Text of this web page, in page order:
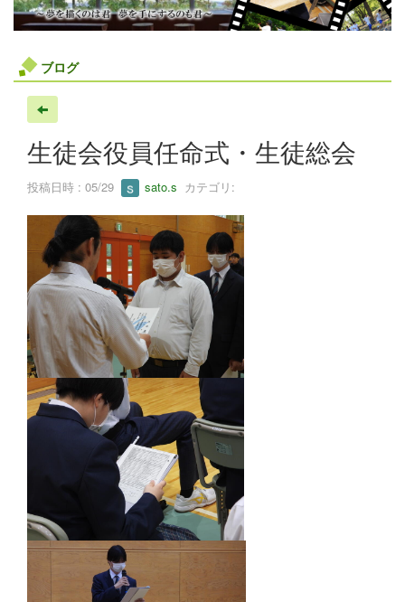
ブログ
生徒会役員任命式・生徒総会
投稿日時 : 05/29 sato.s カテゴリ: